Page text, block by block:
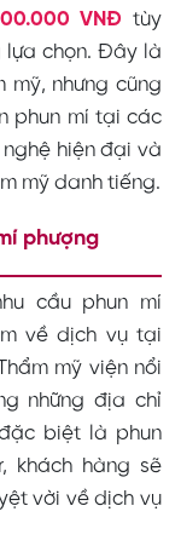
VNĐ tùy
lựa chọn. Đây là
nhưng cũng
phun mí tại các
hiện đại và
mỹ danh tiếng.
phượng
cầu phun mí
về dịch vụ tại
mỹ viện nổi
những địa chỉ
biệt là phun
khách hàng sẽ
vời về dịch vụ